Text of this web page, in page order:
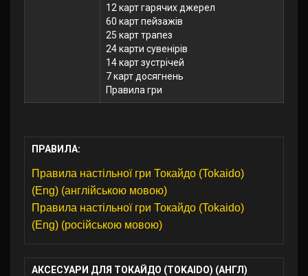
12 карт гарячих джерел
60 карт пейзажів
25 карт трапез
24 карти сувенірів
14 карт зустрічей
7 карт досягнень
Правила гри
ПРАВИЛА:
Правила настільної гри Токайдо (Tokaido)
(Eng) (англійською мовою)
Правила настільної гри Токайдо (Tokaido)
(Eng) (російською мовою)
АКСЕСУАРИ ДЛЯ ТОКАЙДО (TOKAIDO) (АНГЛ)